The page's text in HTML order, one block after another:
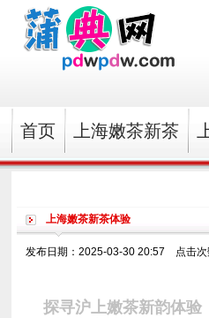
首页 上海嫩茶新茶
上海嫩茶新茶体验
发布日期：2025-03-30 20:57 点击次
探寻沪上嫩茶新韵体验